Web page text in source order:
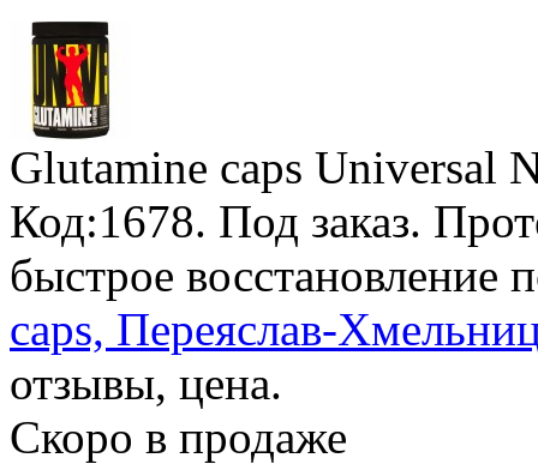
Glutamine caps Universal
Код:1678. Под заказ.
быстрое восстановление
caps, Переяслав-
отзывы, цена.
Скоро в продаже